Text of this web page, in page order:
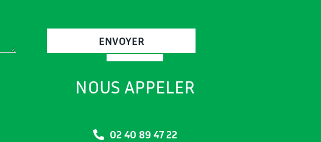
ENVOYER
NOUS APPELER
02 40 89 47 22